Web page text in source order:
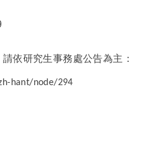
依研究生事務處公告為主：
hant/node/294